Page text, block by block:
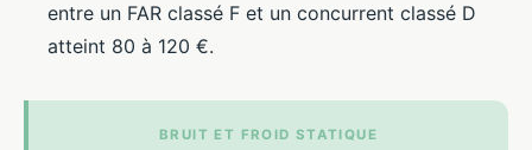
entre un FAR classé F et un concurrent classé D
atteint 80 à 120 €.
BRUIT ET FROID STATIQUE